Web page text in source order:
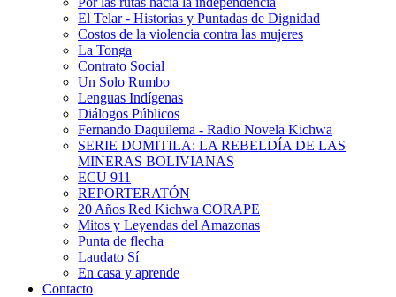
El Telar - Historias y Puntadas de Dignidad
Costos de la violencia contra las mujeres
La Tonga
Contrato Social
Un Solo Rumbo
Lenguas Indígenas
Diálogos Públicos
Fernando Daquilema - Radio Novela Kichwa
SERIE DOMITILA: LA REBELDÍA DE LAS
MINERAS BOLIVIANAS
ECU 911
REPORTERATÓN
20 Años Red Kichwa CORAPE
Mitos y Leyendas del Amazonas
Punta de flecha
Laudato Sí
En casa y aprende
Contacto